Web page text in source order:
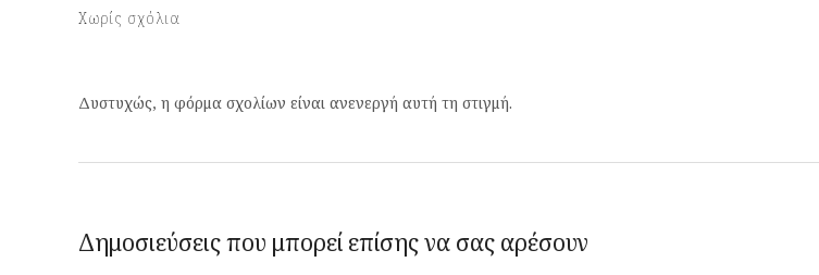
Χωρίς σχόλια
Δυστυχώς, η φόρμα σχολίων είναι ανενεργή αυτή τη στιγμή.
Δημοσιεύσεις που μπορεί επίσης να σας αρέσουν